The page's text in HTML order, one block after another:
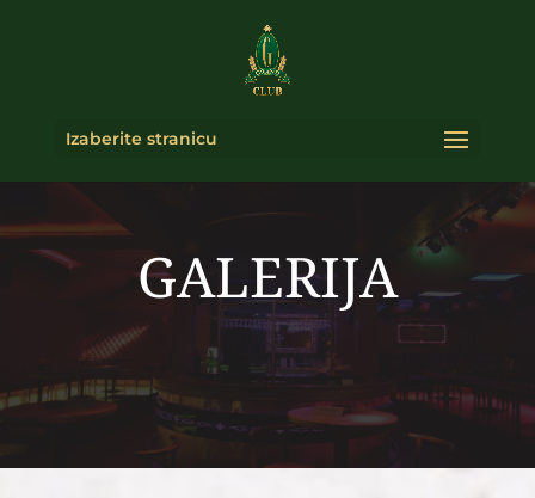
Izaberite stranicu
GALERIJA